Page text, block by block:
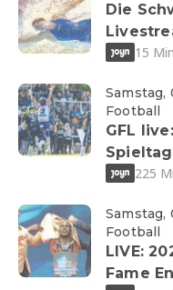
Die
15 Min
Samstag,
Football
GFL
Spieltag
225
Samstag,
Football
LIVE:
Fame